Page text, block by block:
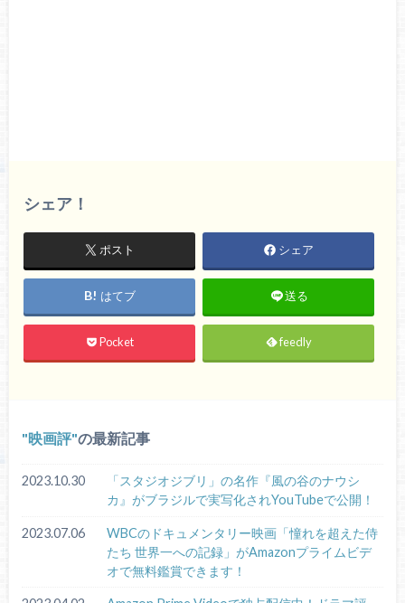
シェア！
ポスト シェア
はてブ 送る
Pocket feedly
映画評 の最新記事
2023.10.30
「スタジオジブリ」の名作『風の谷のナウシ
カ』がブラジルで実写化されYouTubeで公開！
2023.07.06
WBCのドキュメンタリー映画「憧れを超えた侍
たち 世界一への記録」がAmazonプライムビデ
オで無料鑑賞できます！